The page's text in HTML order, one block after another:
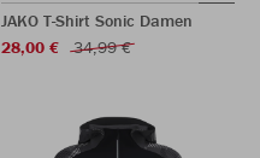
JAKO T-Shirt Sonic Damen
28,00 €
34,99 €